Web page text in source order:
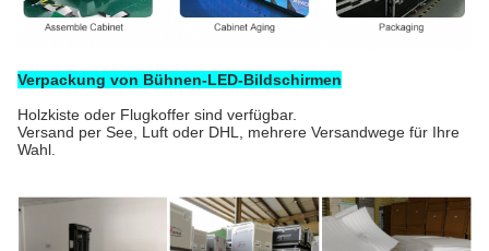
Verpackung von Bühnen-LED-Bildschirmen
Holzkiste oder Flugkoffer sind verfügbar.
Versand per See, Luft oder DHL, mehrere Versandwege für Ihre
Wahl.